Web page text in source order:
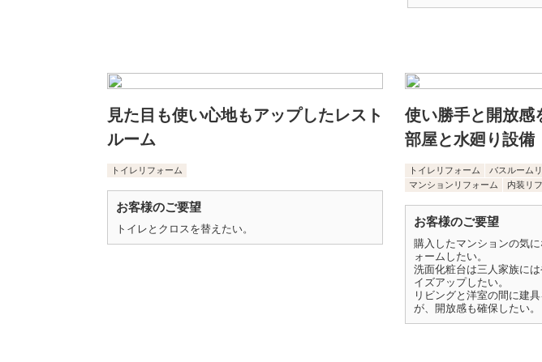
見た目も使い心地もアップしたレスト
ルーム
トイレリフォーム
お客様のご要望
トイレとクロスを替えたい。
使い勝手と開放感
部屋と水廻り設備
トイレリフォーム
バスルーム
マンションリフォーム
内装リ
お客様のご要望
購入したマンションの気
ォームしたい。
洗面化粧台は三人家族に
イズアップしたい。
リビングと洋室の間に建
が、開放感も確保したい。